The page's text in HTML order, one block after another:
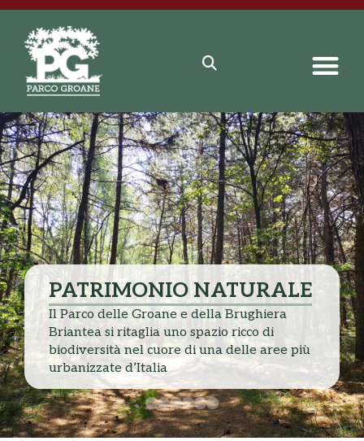
PATRIMONIO NATURALE
Il Parco delle Groane e della Brughiera
Briantea si ritaglia uno spazio ricco di
biodiversità nel cuore di una delle aree più
urbanizzate d’Italia